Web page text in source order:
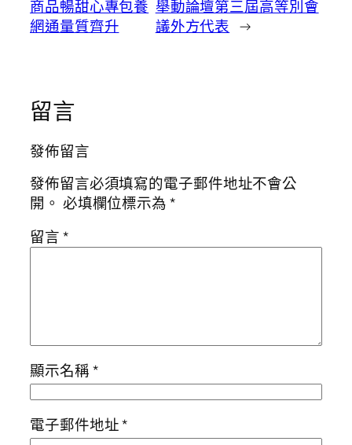
商品暢甜心專包養
網通量質齊升
舉動論壇第三屆高等別會
議外方代表 →
留言
發佈留言
發佈留言必須填寫的電子郵件地址不會公
開。 必填欄位標示為*
留言*
顯示名稱*
電子郵件地址*